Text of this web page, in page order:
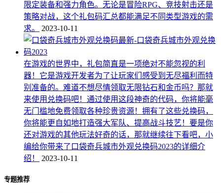
限定装备和强力角色。无论是冒险RPG、竞技射击还是
策略对战，这个礼包码汇总都能满足不同类型游戏的需
求。
2023-10-11
在游戏的世界中，礼包简直是一项绝对不能忽视的利
器！它是游戏开发者为了让玩家们感受到无尽福利而特
别准备的。难道不想尽情领取无限钻石和金币吗？那就
来使用兑换码吧！通过使用这段神奇的代码，你将能毫
无门槛地免费领取各种珍贵资源！拥有了这些兑换码，
你将能更自如地打造强大军队、提高战斗技艺！要是你
还对游戏的其他玩法好奇的话，那就继续往下看吧，小
编给你带来了口袋奇兵城市外观兑换码2023的详细介
绍！
2023-10-11
专题推荐